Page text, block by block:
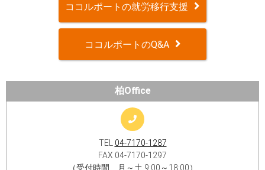
ココルポートの就労移行支援
ココルポートのQ&A
柏Office
TEL 04-7170-1287
FAX 04-7170-1297
（受付時間 月～土 9:00～18:00）